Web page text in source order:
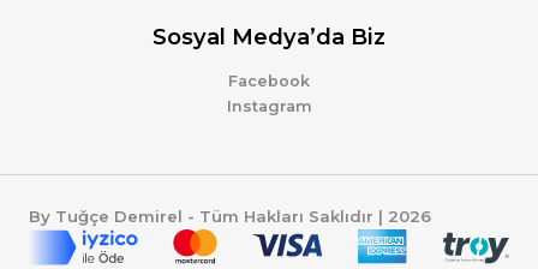
Sosyal Medya’da Biz
Facebook
Instagram
By Tuğçe Demirel - Tüm Hakları Saklıdır | 2026